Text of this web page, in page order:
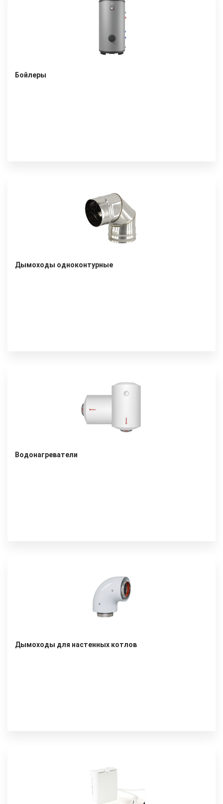
Бойлеры
Дымоходы одноконтурные
Водонагреватели
Дымоходы для настенных котлов